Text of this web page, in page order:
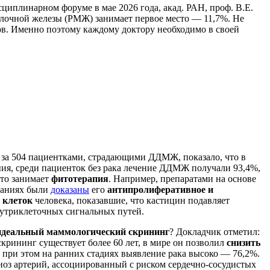
форуме в мае 2026 года, акад. РАН, проф. В.Е.
железы (РМЖ) занимает первое место — 11,7%. Не
Именно поэтому каждому доктору необходимо в своей
за 504 пациентками, страдающими ДДМЖ, показало, что в
среди пациенток без рака лечение ДДМЖ получали 93,4%,
занимает фитотерапия. Например, препаратами на основе
были доказаны его антипролиферативное и
человека, показавшие, что кастицин подавляет
сигнальных путей.
маммологический скрининг? Докладчик отметил:
существует более 60 лет, в мире он позволил снизить
этом на ранних стадиях выявление рака высоко — 76,2%.
ассоциированный с риском сердечно-сосудистых